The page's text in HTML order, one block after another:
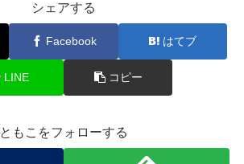
シェアする
Facebook はてブ
LINE コピー
ともこをフォローする